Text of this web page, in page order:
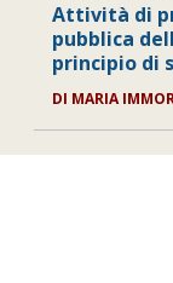
Attività di
pubblica
principio di
DI MARIA